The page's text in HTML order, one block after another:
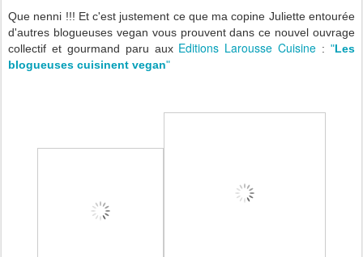
Que nenni !!! Et c'est justement ce que ma copine Juliette entourée
d'autres blogueuses vegan vous prouvent dans ce nouvel ouvrage
collectif et gourmand paru aux Editions Larousse Cuisine :"Les
blogueuses cuisinent vegan"